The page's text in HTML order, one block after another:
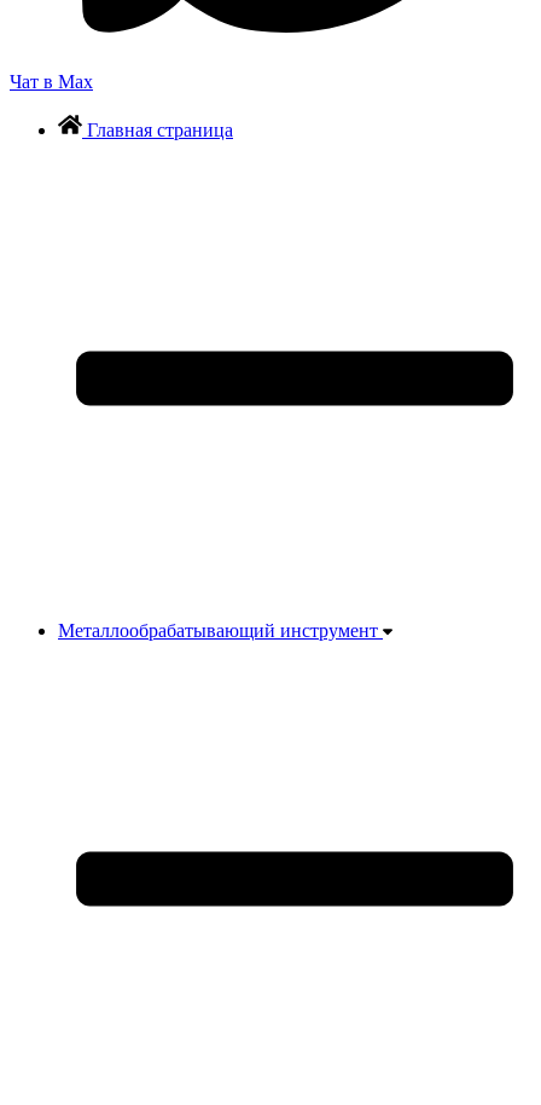
Чат в Max
Главная страница
Металлообрабатывающий инструмент